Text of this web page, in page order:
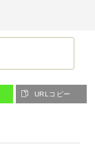
URLコピー